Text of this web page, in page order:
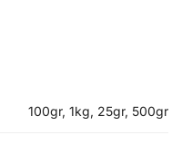
100gr, 1kg, 25gr, 500gr